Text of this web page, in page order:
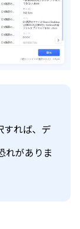
すれば、デ
れがありま